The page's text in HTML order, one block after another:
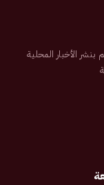
سعودية تم تأسيسها عام 2007م تهتم بنشر الأخبار المحلية